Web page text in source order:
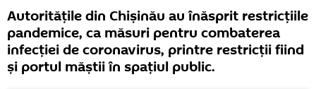
Autoritățile din Chișinău au înăsprit restricțiile
pandemice, ca măsuri pentru combaterea
infecției de coronavirus, printre restricții fiind
și portul măștii în spațiul public.